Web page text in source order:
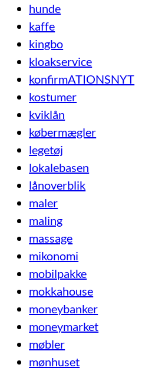
hunde
kaffe
kingbo
kloakservice
konfirmATIONSNYT
kostumer
kviklån
købermægler
legetøj
lokalebasen
lånoverblik
maler
maling
massage
mikonomi
mobilpakke
mokkahouse
moneybanker
moneymarket
møbler
mønhuset